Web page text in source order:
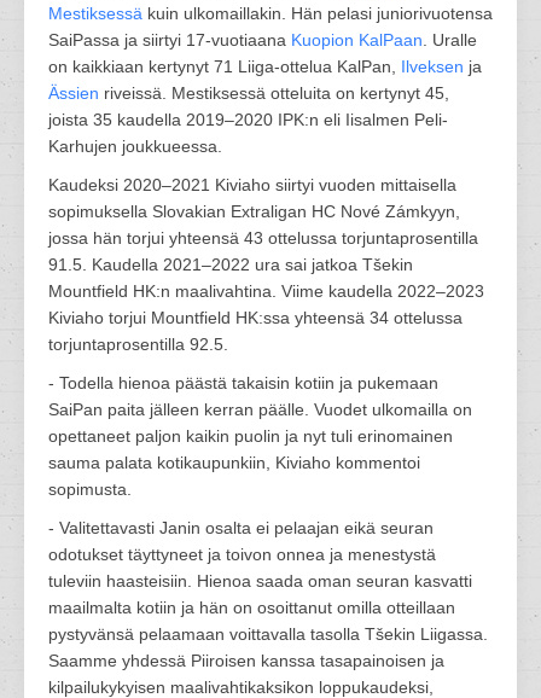
Mestiksessä kuin ulkomaillakin. Hän pelasi juniorivuotensa
SaiPassa ja siirtyi 17-vuotiaana Kuopion KalPaan . Uralle
on kaikkiaan kertynyt 71 Liiga-ottelua KalPan, Ilveksen ja
Ässien riveissä. Mestiksessä otteluita on kertynyt 45,
joista 35 kaudella 2019–2020 IPK:n eli Iisalmen Peli-
Karhujen joukkueessa.
Kaudeksi 2020–2021 Kiviaho siirtyi vuoden mittaisella
sopimuksella Slovakian Extraligan HC Nové Zámkyyn,
jossa hän torjui yhteensä 43 ottelussa torjuntaprosentilla
91.5. Kaudella 2021–2022 ura sai jatkoa Tšekin
Mountfield HK:n maalivahtina. Viime kaudella 2022–2023
Kiviaho torjui Mountfield HK:ssa yhteensä 34 ottelussa
torjuntaprosentilla 92.5.
- Todella hienoa päästä takaisin kotiin ja pukemaan
SaiPan paita jälleen kerran päälle. Vuodet ulkomailla on
opettaneet paljon kaikin puolin ja nyt tuli erinomainen
sauma palata kotikaupunkiin, Kiviaho kommentoi
sopimusta.
- Valitettavasti Janin osalta ei pelaajan eikä seuran
odotukset täyttyneet ja toivon onnea ja menestystä
tuleviin haasteisiin. Hienoa saada oman seuran kasvatti
maailmalta kotiin ja hän on osoittanut omilla otteillaan
pystyvänsä pelaamaan voittavalla tasolla Tšekin Liigassa.
Saamme yhdessä Piiroisen kanssa tasapainoisen ja
kilpailukykyisen maalivahtikaksikon loppukaudeksi,